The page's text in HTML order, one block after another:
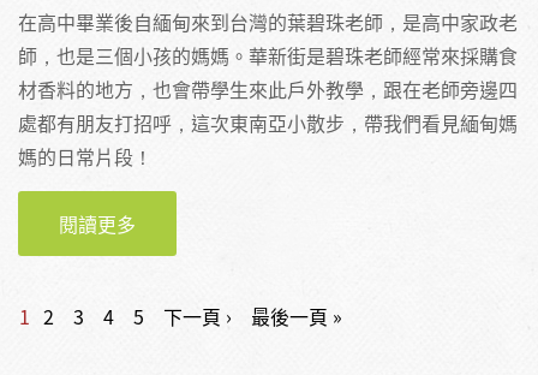
在高中畢業後自緬甸來到台灣的葉碧珠老師，是高中家政老
師，也是三個小孩的媽媽。華新街是碧珠老師經常來採購食
材香料的地方，也會帶學生來此戶外教學，跟在老師旁邊四
處都有朋友打招呼，這次東南亞小散步，帶我們看見緬甸媽
媽的日常片段！
閱讀更多
小散步走進新住民的生活日常
頁面
1 2 3 4 5 下一頁 › 最後一頁 »